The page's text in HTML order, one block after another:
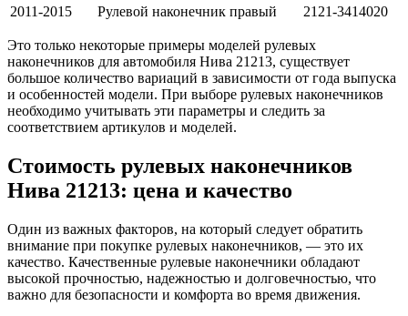
2011-2015
Рулевой наконечник правый 2121-3414020
Это только некоторые примеры моделей рулевых
наконечников для автомобиля Нива 21213, существует
большое количество вариаций в зависимости от года выпуска
и особенностей модели. При выборе рулевых наконечников
необходимо учитывать эти параметры и следить за
соответствием артикулов и моделей.
Стоимость рулевых наконечников
Нива 21213: цена и качество
Один из важных факторов, на который следует обратить
внимание при покупке рулевых наконечников, — это их
качество. Качественные рулевые наконечники обладают
высокой прочностью, надежностью и долговечностью, что
важно для безопасности и комфорта во время движения.